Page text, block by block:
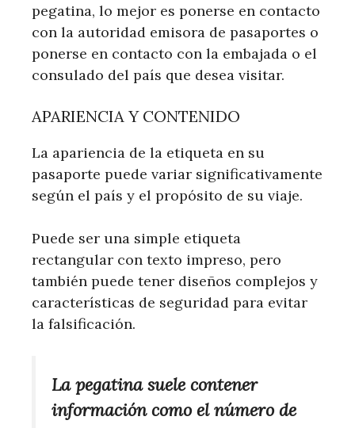
pegatina, lo mejor es ponerse en contacto
con la autoridad emisora ​​de pasaportes o
ponerse en contacto con la embajada o el
consulado del país que desea visitar.
APARIENCIA Y CONTENIDO
La apariencia de la etiqueta en su
pasaporte puede variar significativamente
según el país y el propósito de su viaje.
Puede ser una simple etiqueta
rectangular con texto impreso, pero
también puede tener diseños complejos y
características de seguridad para evitar
la falsificación.
La pegatina suele contener
información como el número de